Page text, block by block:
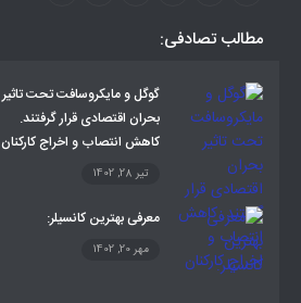
مطالب تصادفی:
گوگل و مایکروسافت تحت تاثیر
بحران اقتصادی قرار گرفتند.
کاهش انتصاب و اخراج کارکنان
تیر 28, 1402
معرفی بهترین کانسیلر:
مهر 20, 1402